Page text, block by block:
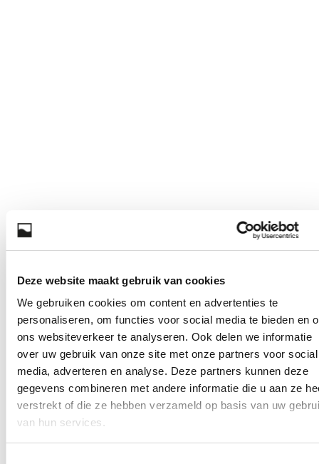
Deze website maakt gebruik van cookies
We gebruiken cookies om content en advertenties te
personaliseren, om functies voor social media te bieden en
ons websiteverkeer te analyseren. Ook delen we informatie
over uw gebruik van onze site met onze partners voor social
media, adverteren en analyse. Deze partners kunnen deze
gegevens combineren met andere informatie die u aan ze
verstrekt of die ze hebben verzameld op basis van uw
van hun services.